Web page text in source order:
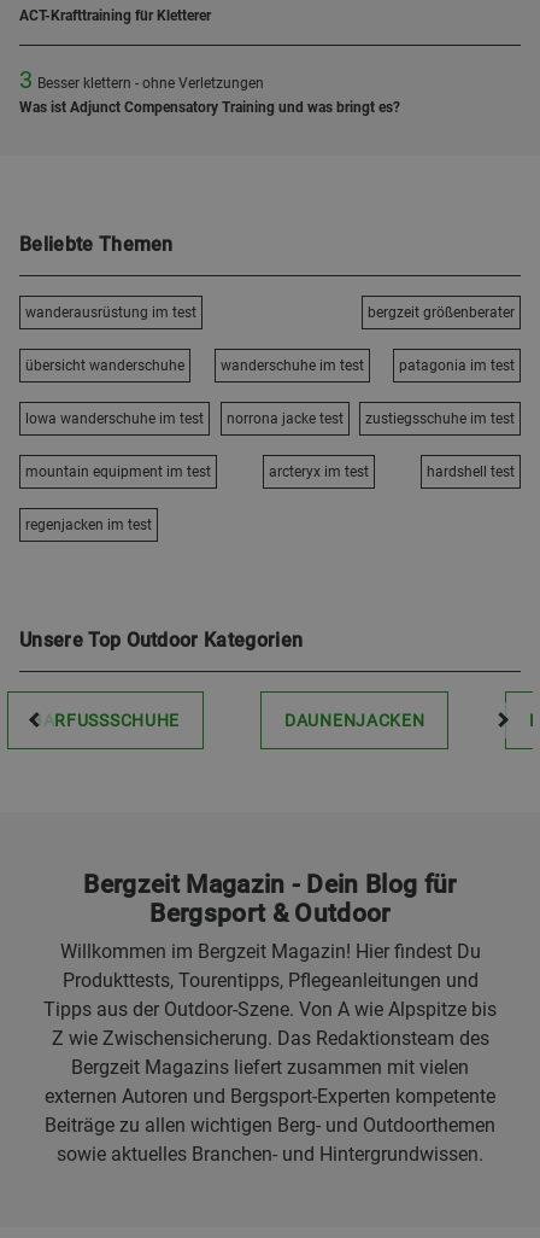
ACT-Krafttraining für Kletterer
3 Besser klettern - ohne Verletzungen
Was ist Adjunct Compensatory Training und was bringt es?
Beliebte Themen
wanderausrüstung im test bergzeit größenberater
übersicht wanderschuhe wanderschuhe im test patagonia im test
lowa wanderschuhe im test norrona jacke test zustiegsschuhe im test
mountain equipment im test arcteryx im test hardshell test
regenjacken im test
Unsere Top Outdoor Kategorien
BARFUSSSCHUHE DAUNENJACKEN
Bergzeit Magazin - Dein Blog für
Bergsport & Outdoor
Willkommen im Bergzeit Magazin! Hier findest Du
Produkttests, Tourentipps, Pflegeanleitungen und
Tipps aus der Outdoor-Szene. Von A wie Alpspitze bis
Z wie Zwischensicherung. Das Redaktionsteam des
Bergzeit Magazins liefert zusammen mit vielen
externen Autoren und Bergsport-Experten kompetente
Beiträge zu allen wichtigen Berg- und Outdoorthemen
sowie aktuelles Branchen- und Hintergrundwissen.